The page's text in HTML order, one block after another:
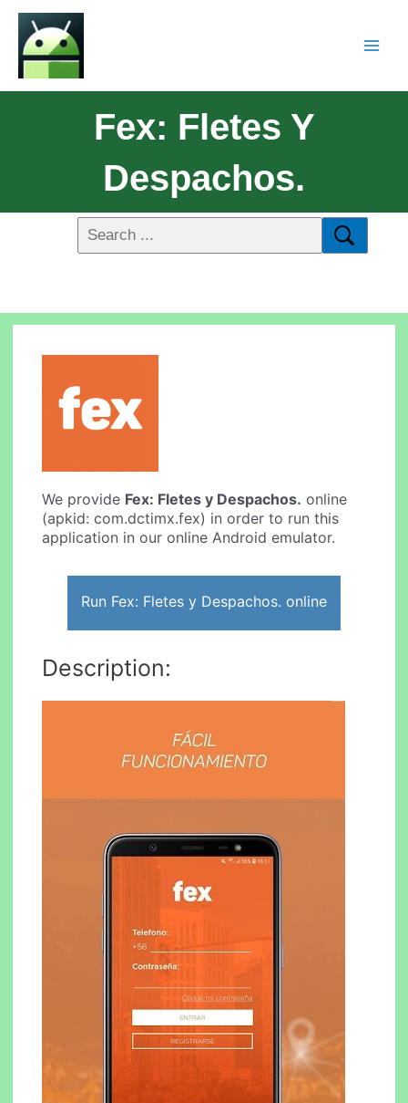
Fex: Fletes Y
Despachos.
We provide Fex: Fletes y Despachos. online
(apkid: com.dctimx.fex) in order to run this
application in our online Android emulator.
Run Fex: Fletes y Despachos. online
Description: